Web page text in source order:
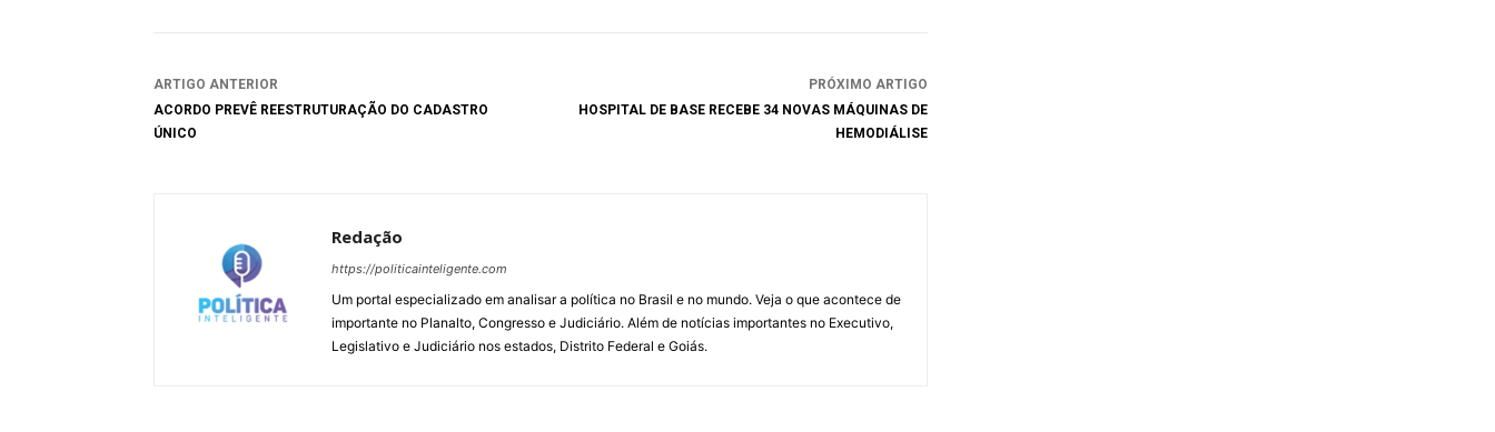
ARTIGO ANTERIOR
ACORDO PREVÊ REESTRUTURAÇÃO DO CADASTRO
ÚNICO
PRÓXIMO ARTIGO
HOSPITAL DE BASE RECEBE 34 NOVAS MÁQUINAS DE
HEMODIÁLISE
Redação
https://politicainteligente.com
Um portal especializado em analisar a política no Brasil e no mundo. Veja o que acontece de
importante no Planalto, Congresso e Judiciário. Além de notícias importantes no Executivo,
Legislativo e Judiciário nos estados, Distrito Federal e Goiás.